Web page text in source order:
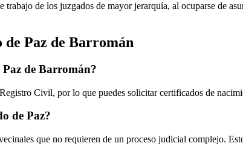
de los juzgados de mayor jerarquía, al ocuparse de
Paz de Barromán
de Barromán?
Civil, por lo que puedes solicitar certificados de
de Paz?
que no requieren de un proceso judicial complejo.